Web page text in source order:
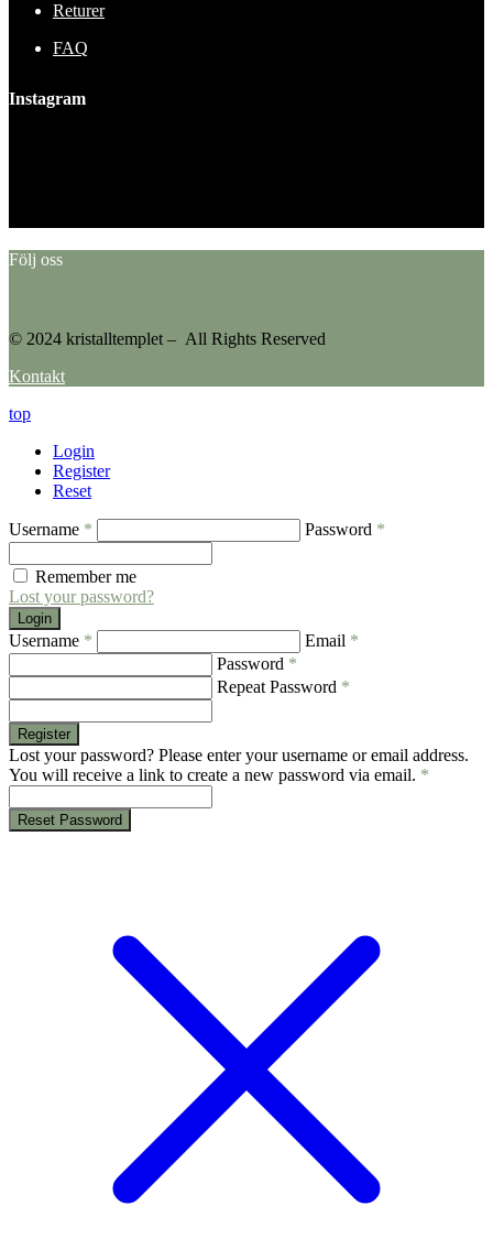
Returer
FAQ
Instagram
Följ oss
© 2024 kristalltemplet – All Rights Reserved
Kontakt
top
Login
Register
Reset
Username * Password *
Remember me
Lost your password?
Login
Username * Email *
Password *
Repeat Password *
Register
Lost your password? Please enter your username or email address.
You will receive a link to create a new password via email. *
Reset Password